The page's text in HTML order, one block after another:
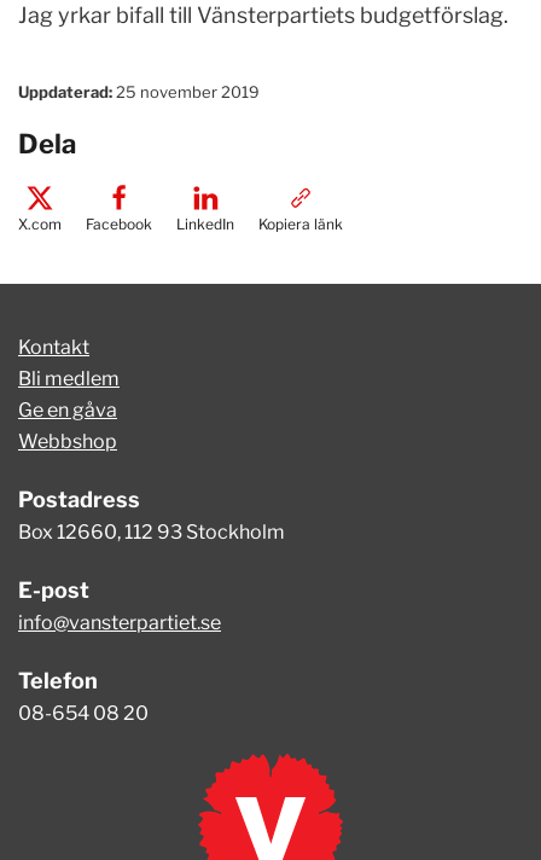
Jag yrkar bifall till Vänsterpartiets budgetförslag.
Uppdaterad: 25 november 2019
Dela
X.com Facebook LinkedIn Kopiera länk
Kontakt
Bli medlem
Ge en gåva
Webbshop
Postadress
Box 12660, 112 93 Stockholm
E-post
info@vansterpartiet.se
Telefon
08-654 08 20